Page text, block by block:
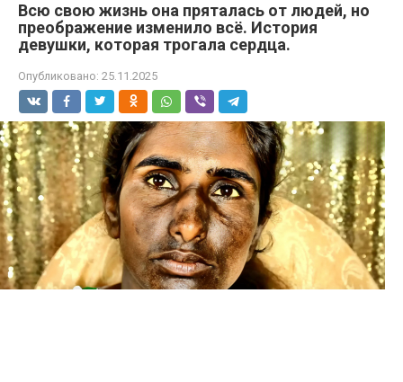
Всю свою жизнь она пряталась от людей, но
преображение изменило всё. История
девушки, которая трогала сердца.
Опубликовано: 25.11.2025